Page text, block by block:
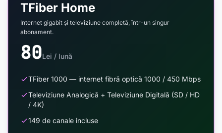
TFiber Home
Internet gigabit și televiziune completă, într-un singur
abonament.
80Lei / lună
TFiber 1000 — internet fibră optică 1000 / 450 Mbps
Televiziune Analogică + Televiziune Digitală (SD / HD
/ 4K)
149 de canale incluse